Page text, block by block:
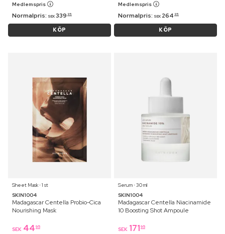
Medlemspris
Normalpris: SEK 339 95
KÖP
Medlemspris
Normalpris: SEK 264 95
KÖP
Sheet Mask ⋅ 1 st
SKIN1004
Madagascar Centella Probio-Cica
Nourishing Mask
SEK 44 95
Serum ⋅ 30 ml
SKIN1004
Madagascar Centella Niacinamide
10 Boosting Shot Ampoule
SEK 171 95